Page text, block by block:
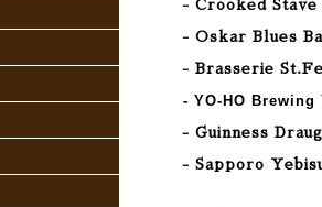
- Crooked
- Oskar Blues
- Brasserie
- YO-HO Brewing
- Guinness
- Sapporo